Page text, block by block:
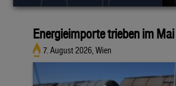
Energieimporte trieben im
7. August 2026, Wien